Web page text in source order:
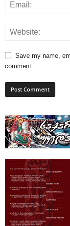
Save my name,
comment.